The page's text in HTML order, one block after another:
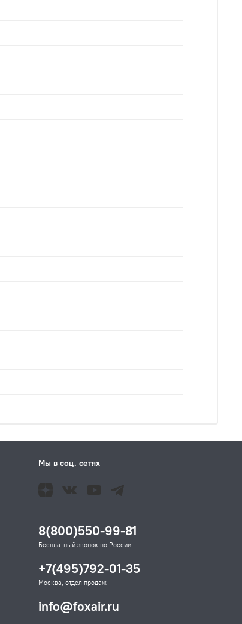
Мы в соц. сетях
8(800)550-99-81
Бесплатный звонок по России
+7(495)792-01-35
Москва, отдел продаж
info@foxair.ru